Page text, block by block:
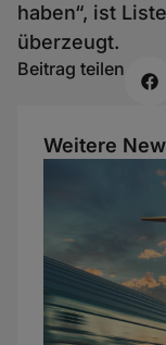
Weitere
haben“, ist
überzeugt.
Beitrag teilen